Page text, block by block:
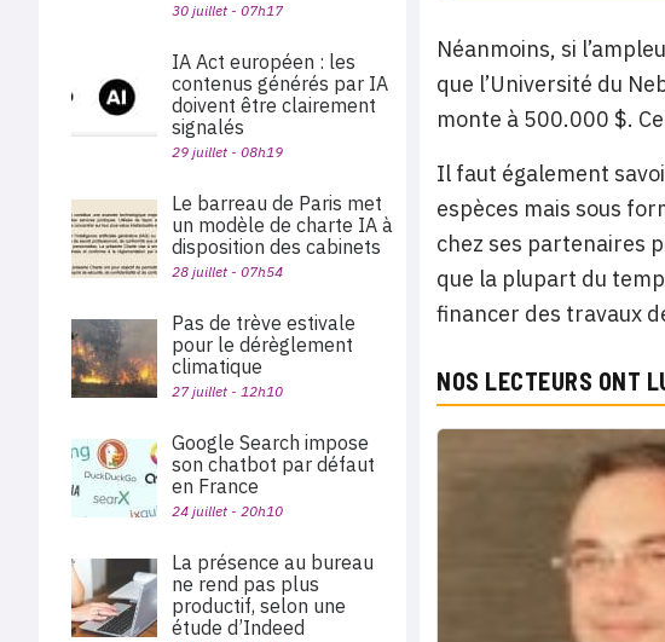
Néanmoins, si
que l’Université du
monte à 500.000 $.
Il faut également
espèces mais sous
chez ses partenaires
que la plupart du
financer des travaux
NOS LECTEURS ONT
30 juillet - 07h17
IA Act européen : les
contenus générés par IA
doivent être clairement
signalés
29 juillet - 08h19
Le barreau de Paris met
un modèle de charte IA à
disposition des cabinets
28 juillet - 07h54
Pas de trève estivale
pour le dérèglement
climatique
27 juillet - 12h10
Google Search impose
son chatbot par défaut
en France
24 juillet - 20h10
La présence au bureau
ne rend pas plus
productif, selon une
étude d’Indeed